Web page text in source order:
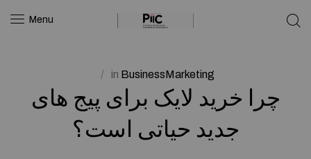
Menu
in BusinessMarketing
چرا خرید لایک برای پیج های
جدید حیاتی است؟